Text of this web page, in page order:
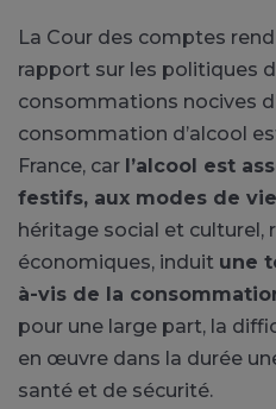
La Cour des comptes rend
rapport sur les politiques
consommations nocives
consommation d’alcool
France, car l’alcool est
festifs, aux modes de
héritage social et culturel,
économiques, induit une
à-vis de la
pour une large part, la
en œuvre dans la durée
santé et de sécurité.